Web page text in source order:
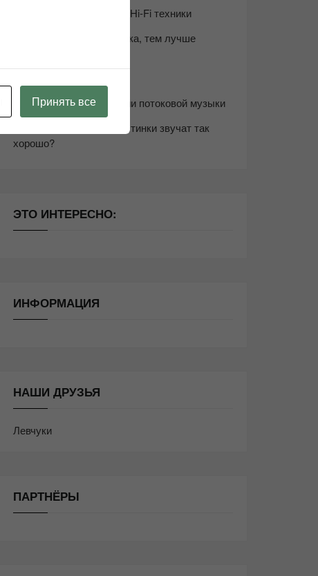
Возьмите друга в салон Hi-Fi техники
Чем дороже аудиотехника, тем лучше
10 способов оптимизации потоковой музыки
Почему виниловые пластинки звучат так
хорошо?
ЭТО ИНТЕРЕСНО:
ИНФОРМАЦИЯ
НАШИ ДРУЗЬЯ
Левчуки
ПАРТНЁРЫ
Принять все